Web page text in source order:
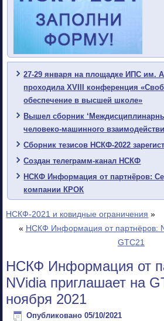
27-29 января на площадке ИПС им.
проходила XVIII конференция
обеспечение в высшей школе»
Вышел сборник
человеко-машинного
Сборник тезисов НСКФ-2022
Создан телеграмм-канал НСКФ
НСКФ Информация от партнёров:
компании КРОК
НСКФ-2021 и ковидные ограничения »
« НСКФ Информация от партнёров:
GTC21
НСКФ Информация от
NVidia приглашает на
ноября 2021
Опубликовано 05/10/2021